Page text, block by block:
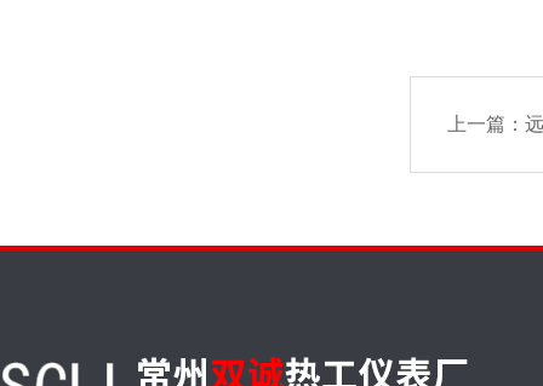
上一篇： 远